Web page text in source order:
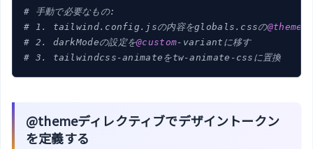
# 手動で必要なもの:
# 1. tailwind.config.jsの内容をglobals.cssの@theme
# 2. darkModeの設定を@custom-variantに移す
# 3. tailwindcss-animateをtw-animate-cssに置換
@themeディレクティブでデザイントークン
を定義する